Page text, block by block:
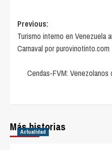
Post
navigation
Previous:
Turismo interno en Venezuela
Carnaval por purovinotinto.com
Cendas-FVM: Venezolanos
Más historias
Actualidad